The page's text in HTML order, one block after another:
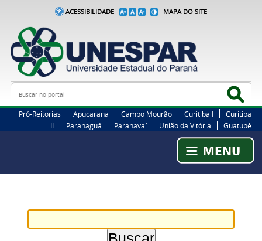
ACESSIBILIDADE MAPA DO SITE
Busca
Pró-Reitorias Apucarana Campo Mourão Curitiba I
Curitiba
II
Paranaguá Paranavaí União da Vitória Guatupê